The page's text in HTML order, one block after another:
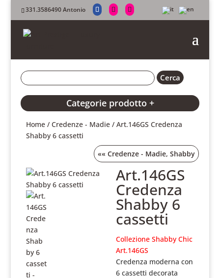
331.3586490 Antonio
Categorie prodotto +
Home /Credenze - Madie / Art.146GS Credenza
Shabby 6 cassetti
««Credenze - Madie,Shabby
Art.146GS
Credenza
Shabby 6
cassetti
Collezione Shabby Chic
Art.146GS
Credenza moderna con
6 cassetti decorata